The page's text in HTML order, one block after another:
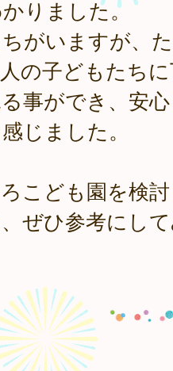
りました。
がいますが、
の子どもたち
事ができ、安
じました。
こども園を検
ぜひ参考にし